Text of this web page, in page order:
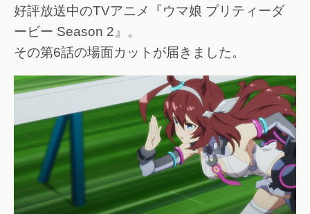
好評放送中のTVアニメ『ウマ娘 プリティーダ
ービー Season 2』。
その第6話の場面カットが届きました。